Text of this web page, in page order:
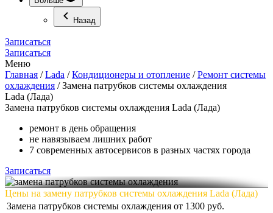
Назад
Записаться
Записаться
Меню
Главная /Lada /Кондиционеры и отопление /Ремонт системы
охлаждения /Замена патрубков системы охлаждения
Lada (Лада)
Замена патрубков системы охлаждения Lada (Лада)
ремонт в день обращения
не навязываем лишних работ
7 современных автосервисов в разных частях города
Записаться
Цены на замену патрубков системы охлаждения Lada (Лада)
Замена патрубков системы охлаждения от 1300 руб.